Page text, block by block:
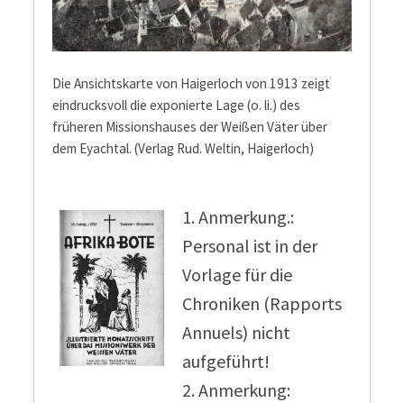
Die Ansichtskarte von Haigerloch von 1913 zeigt
eindrucksvoll die exponierte Lage (o. li.) des
früheren Missionshauses der Weißen Väter über
dem Eyachtal. (Verlag Rud. Weltin, Haigerloch)
1. Anmerkung.:
Personal ist in der
Vorlage für die
Chroniken (Rapports
Annuels) nicht
aufgeführt!
2. Anmerkung: